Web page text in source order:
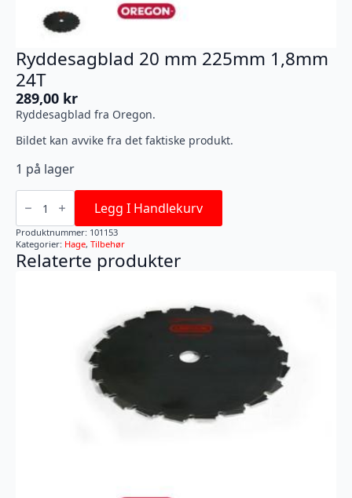
Ryddesagblad 20 mm 225mm 1,8mm
24T
289,00 kr
Ryddesagblad fra Oregon.
Bildet kan avvike fra det faktiske produkt.
1 på lager
Ryddesagblad
20
225mm
1,8mm
24T
antall
Legg I Handlekurv
Produktnummer: 101153
Kategorier: Hage, Tilbehør
Relaterte produkter